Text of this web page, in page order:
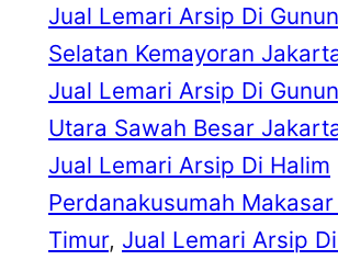
Jual Lemari Arsip Di
Selatan Kemayoran
Jual Lemari Arsip Di
Utara Sawah Besar
Jual Lemari Arsip Di Halim
Perdanakusumah
Timur, Jual Lemari Arsip